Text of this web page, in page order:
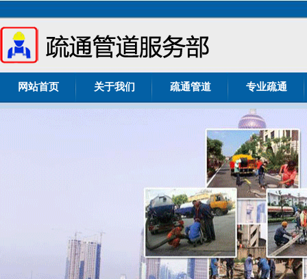
网站首页 关于我们 疏通管道 专业疏通